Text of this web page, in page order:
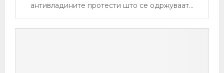
антивладините протести што се одржуваат...